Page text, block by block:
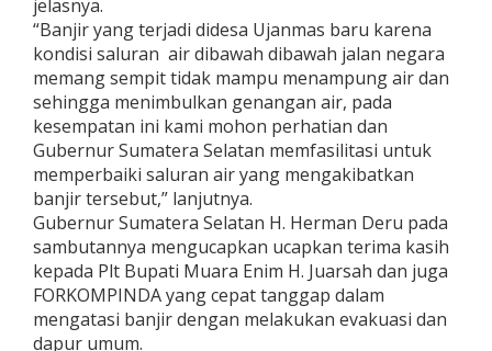
jelasnya.
“Banjir yang terjadi didesa Ujanmas baru karena
kondisi saluran air dibawah dibawah jalan negara
memang sempit tidak mampu menampung air dan
sehingga menimbulkan genangan air, pada
kesempatan ini kami mohon perhatian dan
Gubernur Sumatera Selatan memfasilitasi untuk
memperbaiki saluran air yang mengakibatkan
banjir tersebut,” lanjutnya.
Gubernur Sumatera Selatan H. Herman Deru pada
sambutannya mengucapkan ucapkan terima kasih
kepada Plt Bupati Muara Enim H. Juarsah dan juga
FORKOMPINDA yang cepat tanggap dalam
mengatasi banjir dengan melakukan evakuasi dan
dapur umum.